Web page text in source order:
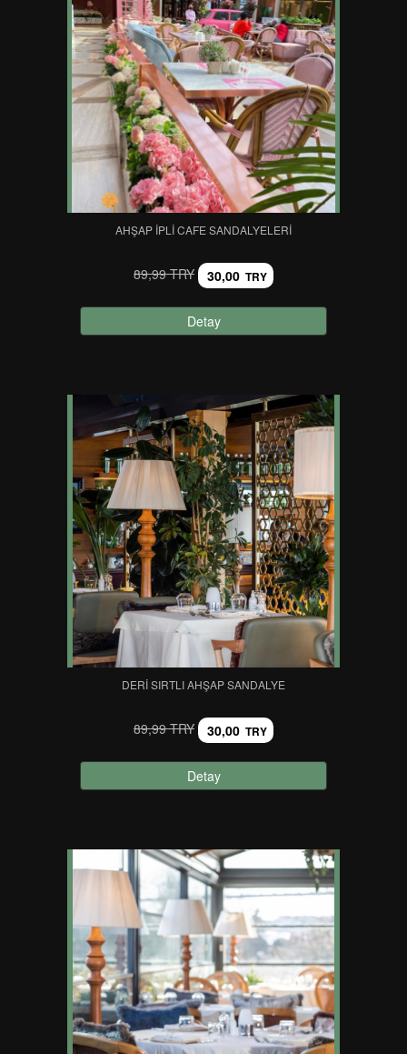
AHŞAP İPLI CAFE SANDALYELERI
89,99 TRY 30,00 TRY
Detay
DERI SIRTLI AHŞAP SANDALYE
89,99 TRY 30,00 TRY
Detay